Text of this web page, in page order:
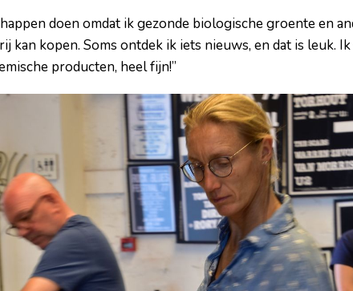
doen omdat ik gezonde biologische groente en
kan kopen. Soms ontdek ik iets nieuws, en dat is leuk.
producten, heel fijn!”